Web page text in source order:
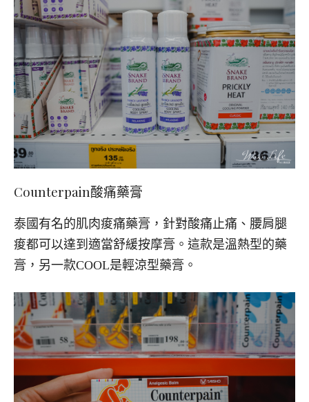
Counterpain酸痛藥膏
泰國有名的肌肉痠痛藥膏，針對酸痛止痛、腰肩腿
痠都可以達到適當舒緩按摩膏。這款是溫熱型的藥
膏，另一款COOL是輕涼型藥膏。